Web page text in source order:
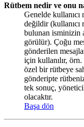
Rütbem nedir ve onu
Genelde
değildir (kullanıcı
bulunan isminizin
görülür). Çoğu
gönderilen
için kullanılır,
özel bir rütbeye
gönderipte
tek sonuç,
olacaktır.
Başa dön